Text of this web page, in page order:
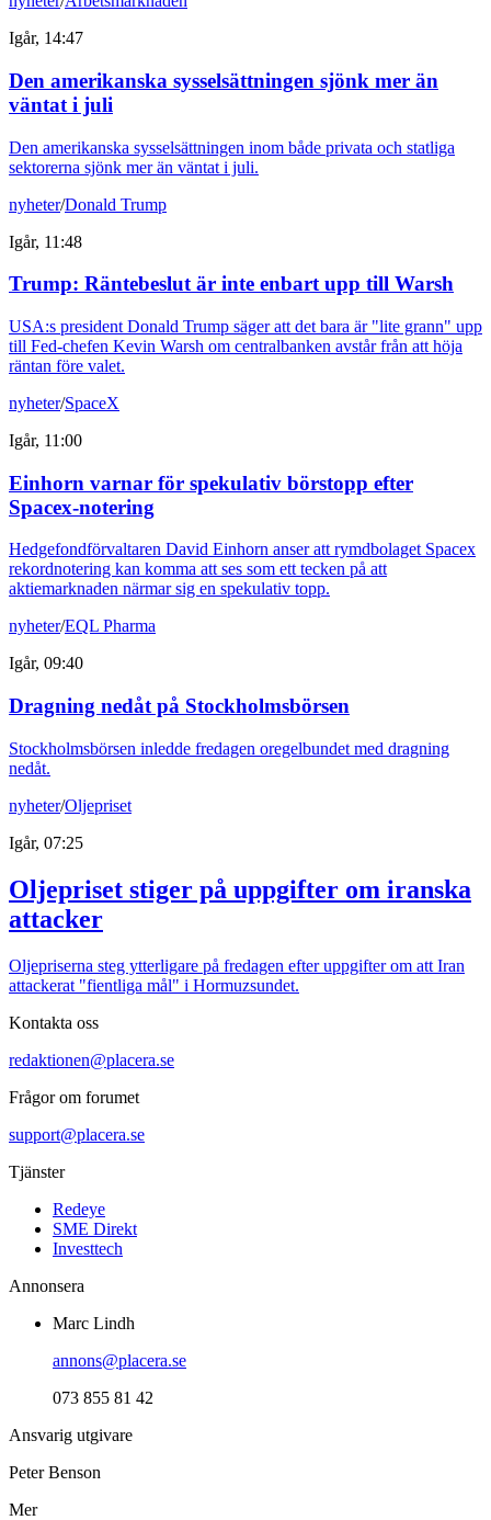
Igår, 14:47
Den amerikanska sysselsättningen sjönk mer än
väntat i juli
Den amerikanska sysselsättningen inom både privata och statliga
sektorerna sjönk mer än väntat i juli.
nyheter/Donald Trump
Igår, 11:48
Trump: Räntebeslut är inte enbart upp till Warsh
USA:s president Donald Trump säger att det bara är "lite grann" upp
till Fed-chefen Kevin Warsh om centralbanken avstår från att höja
räntan före valet.
nyheter/SpaceX
Igår, 11:00
Einhorn varnar för spekulativ börstopp efter
Spacex-notering
Hedgefondförvaltaren David Einhorn anser att rymdbolaget Spacex
rekordnotering kan komma att ses som ett tecken på att
aktiemarknaden närmar sig en spekulativ topp.
nyheter/EQL Pharma
Igår, 09:40
Dragning nedåt på Stockholmsbörsen
Stockholmsbörsen inledde fredagen oregelbundet med dragning
nedåt.
nyheter/Oljepriset
Igår, 07:25
Oljepriset stiger på uppgifter om iranska
attacker
Oljepriserna steg ytterligare på fredagen efter uppgifter om att Iran
attackerat "fientliga mål" i Hormuzsundet.
Kontakta oss
redaktionen@placera.se
Frågor om forumet
support@placera.se
Tjänster
Redeye
SME Direkt
Investtech
Annonsera
Marc Lindh
annons@placera.se
073 855 81 42
Ansvarig utgivare
Peter Benson
Mer